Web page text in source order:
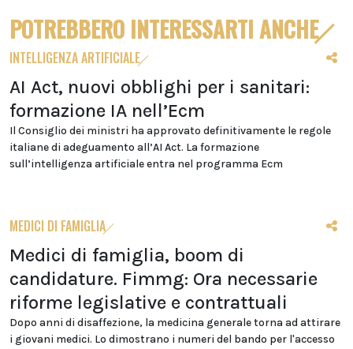
POTREBBERO INTERESSARTI ANCHE
INTELLIGENZA ARTIFICIALE
AI Act, nuovi obblighi per i sanitari:
formazione IA nell’Ecm
Il Consiglio dei ministri ha approvato definitivamente le regole
italiane di adeguamento all’AI Act. La formazione
sull’intelligenza artificiale entra nel programma Ecm
MEDICI DI FAMIGLIA
Medici di famiglia, boom di
candidature. Fimmg: Ora necessarie
riforme legislative e contrattuali
Dopo anni di disaffezione, la medicina generale torna ad attirare
i giovani medici. Lo dimostrano i numeri del bando per l'accesso